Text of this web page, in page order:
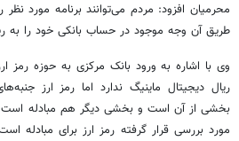
محرمیان افزود: مردم می‌توانند برنامه مورد
طریق آن وجه موجود در حساب بانکی خود را به
وی با اشاره به ورود بانک مرکزی به حوزه رمز
ریال دیجیتال ماینیگ ندارد اما رمز ارز
بخشی از آن است و بخشی دیگر هم مبادله است
مورد بررسی قرار گرفته رمز ارز برای مبادله